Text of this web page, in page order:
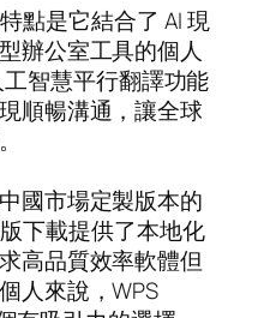
點是它結合了 AI 現
辦公室工具的個人
智慧平行翻譯功能
順暢溝通，讓全球
國市場定製版本的
下載提供了本地化
高品質效率軟體但
人來說，WPS